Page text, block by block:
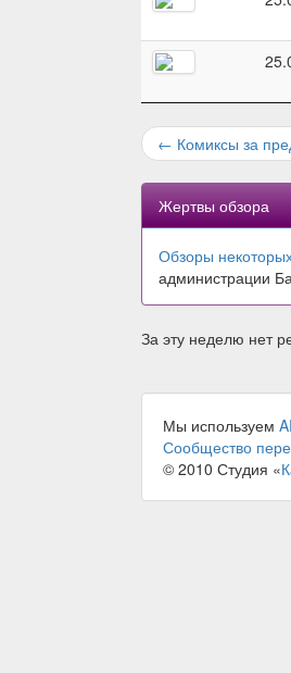
← Комиксы за
Жертвы обзора
Обзоры
администрации
За эту неделю нет
Мы используем
Сообщество
© 2010 Студия «